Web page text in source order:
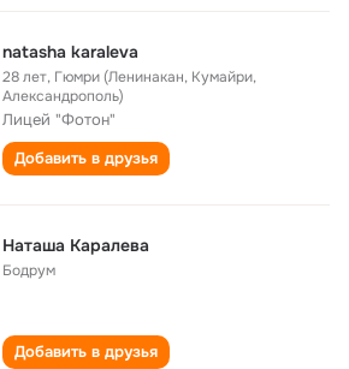
natasha karaleva
28 лет, Гюмри (Ленинакан, Кумайри,
Александрополь)
Лицей "Фотон"
Добавить в друзья
Наташа Каралева
Бодрум
Добавить в друзья